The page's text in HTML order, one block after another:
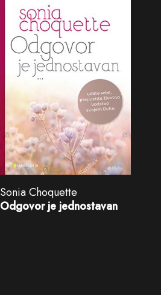
Sonia Choquette
Odgovor je jednostavan